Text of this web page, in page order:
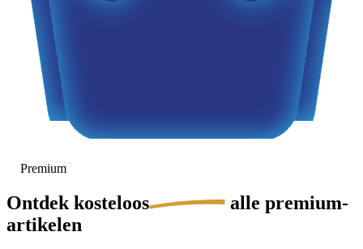
Premium
Ontdek kosteloos
alle premium-
artikelen